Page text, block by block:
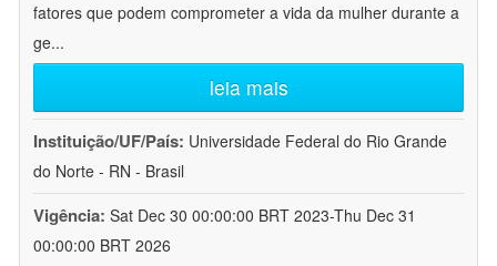
fatores que podem comprometer a vida da mulher durante a
ge...
leia mais
Instituição/UF/País: Universidade Federal do Rio Grande
do Norte - RN - Brasil
Vigência: Sat Dec 30 00:00:00 BRT 2023-Thu Dec 31
00:00:00 BRT 2026